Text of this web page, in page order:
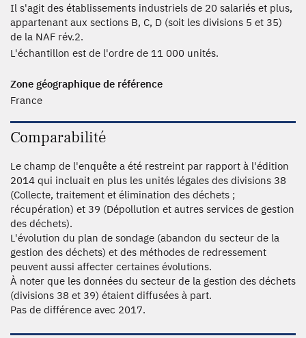
Il s'agit des établissements industriels de 20 salariés et plus,
appartenant aux sections B, C, D (soit les divisions 5 et 35)
de la NAF rév.2.
L'échantillon est de l'ordre de 11 000 unités.
Zone géographique de référence
France
Comparabilité
Le champ de l'enquête a été restreint par rapport à l'édition
2014 qui incluait en plus les unités légales des divisions 38
(Collecte, traitement et élimination des déchets ;
récupération) et 39 (Dépollution et autres services de gestion
des déchets).
L'évolution du plan de sondage (abandon du secteur de la
gestion des déchets) et des méthodes de redressement
peuvent aussi affecter certaines évolutions.
À noter que les données du secteur de la gestion des déchets
(divisions 38 et 39) étaient diffusées à part.
Pas de différence avec 2017.